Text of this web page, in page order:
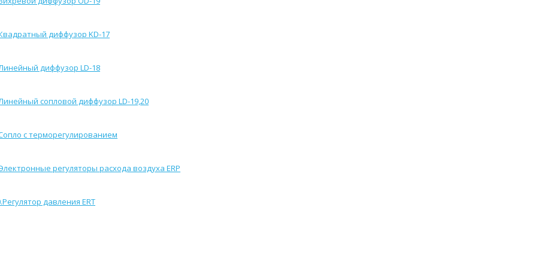
диффузор KD-17
диффузор LD-18
сопловой диффузор LD-19,20
с терморегулированием
регуляторы расхода воздуха ERP
Регулятор давления ERT